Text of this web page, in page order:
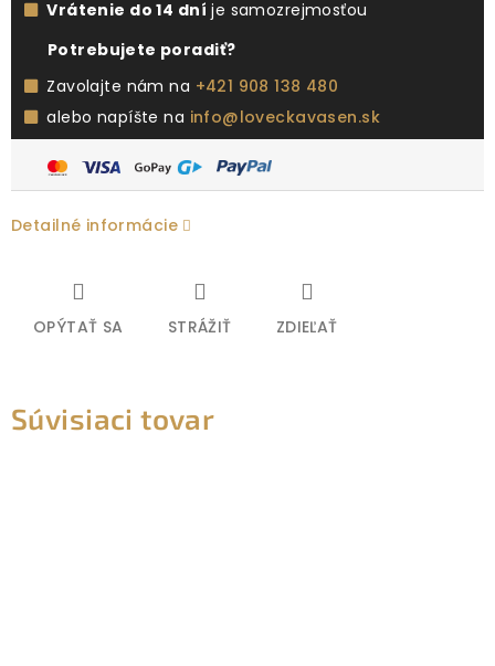
Vrátenie do 14 dní je samozrejmosťou
Potrebujete poradiť?
Zavolajte nám na +421 908 138 480
alebo napíšte na info@loveckavasen.sk
Detailné informácie
OPÝTAŤ SA STRÁŽIŤ ZDIEĽAŤ
Súvisiaci tovar